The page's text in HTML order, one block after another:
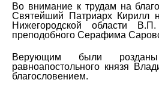
Во внимание к трудам на
Святейший Патриарх Кирилл
Нижегородской области
преподобного Серафима
Верующим были
равноапостольного князя
благословением.